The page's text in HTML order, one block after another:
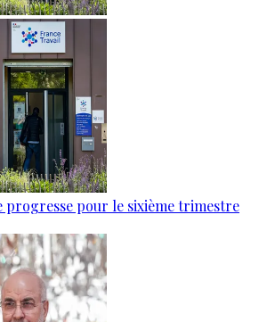
progresse pour le sixième trimestre